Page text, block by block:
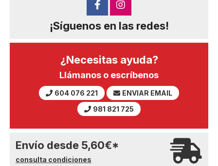
¡Síguenos en las redes!
¿Necesitas ayuda?
Llámanos o escríbenos
604 076 221
ENVIAR EMAIL
981 821 725
Envío desde 5,60€*
consulta condiciones